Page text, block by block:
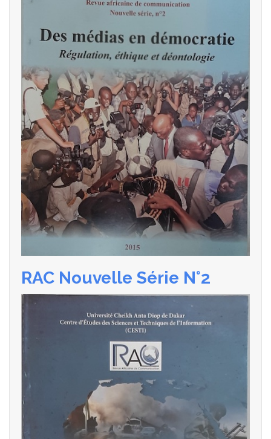
RAC Nouvelle Série N°2